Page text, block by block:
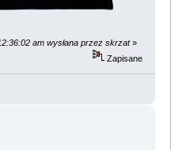
am wysłana przez skrzat»
Zapisane